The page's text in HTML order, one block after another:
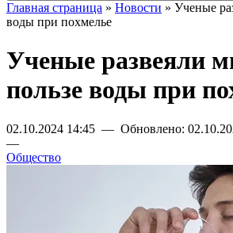
Главная страница » Новости » Ученые
воды при похмелье
Ученые развеяли
пользе воды при
02.10.2024 14:45 — Обновлено:
—
Общество